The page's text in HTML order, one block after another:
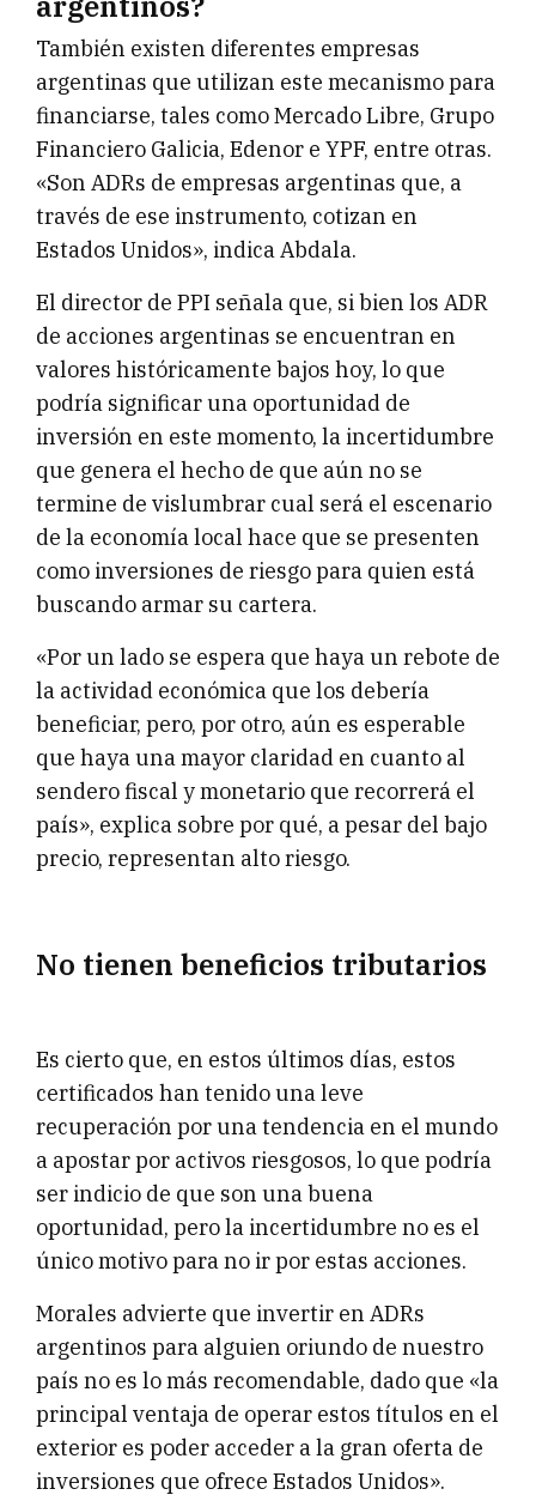
También existen diferentes empresas
argentinas que utilizan este mecanismo para
financiarse, tales como Mercado Libre, Grupo
Financiero Galicia, Edenor e YPF, entre otras.
«Son ADRs de empresas argentinas que, a
través de ese instrumento, cotizan en
Estados Unidos», indica Abdala.
El director de PPI señala que, si bien los ADR
de acciones argentinas se encuentran en
valores históricamente bajos hoy, lo que
podría significar una oportunidad de
inversión en este momento, la incertidumbre
que genera el hecho de que aún no se
termine de vislumbrar cual será el escenario
de la economía local hace que se presenten
como inversiones de riesgo para quien está
buscando armar su cartera.
«Por un lado se espera que haya un rebote de
la actividad económica que los debería
beneficiar, pero, por otro, aún es esperable
que haya una mayor claridad en cuanto al
sendero fiscal y monetario que recorrerá el
país», explica sobre por qué, a pesar del bajo
precio, representan alto riesgo.
No tienen beneficios tributarios
Es cierto que, en estos últimos días, estos
certificados han tenido una leve
recuperación por una tendencia en el mundo
a apostar por activos riesgosos, lo que podría
ser indicio de que son una buena
oportunidad, pero la incertidumbre no es el
único motivo para no ir por estas acciones.
Morales advierte que invertir en ADRs
argentinos para alguien oriundo de nuestro
país no es lo más recomendable, dado que «la
principal ventaja de operar estos títulos en el
exterior es poder acceder a la gran oferta de
inversiones que ofrece Estados Unidos».